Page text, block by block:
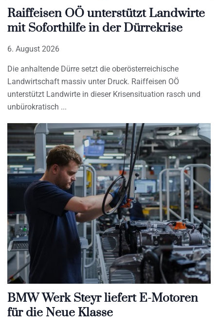
Raiffeisen OÖ unterstützt Landwirte
mit Soforthilfe in der Dürrekrise
6. August 2026
Die anhaltende Dürre setzt die oberösterreichische
Landwirtschaft massiv unter Druck. Raiffeisen OÖ
unterstützt Landwirte in dieser Krisensituation rasch und
unbürokratisch
BMW Werk Steyr liefert E-Motoren
für die Neue Klasse